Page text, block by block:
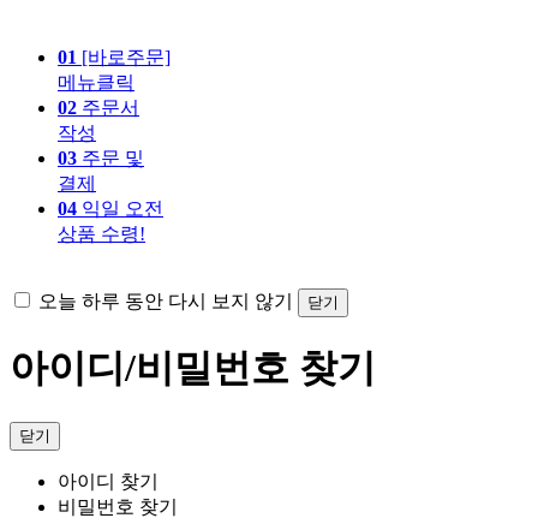
01 [바로주문]
메뉴클릭
02 주문서
작성
03 주문 및
결제
04 익일 오전
상품 수령!
오늘 하루 동안 다시 보지 않기 닫기
아이디/비밀번호 찾기
닫기
아이디 찾기
비밀번호 찾기